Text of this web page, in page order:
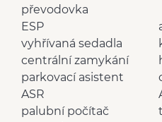
převodovka
ESP
vyhřívaná sedadla
centrální zamykání
parkovací asistent
ASR
palubní počítač